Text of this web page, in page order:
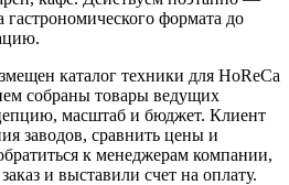
гастрономического формата до
каталог техники для HoReCa
собраны товары ведущих
масштаб и бюджет. Клиент
заводов, сравнить цены и
к менеджерам компании,
и выставили счет на оплату.